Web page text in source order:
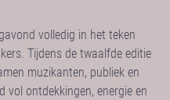
volledig in het teken
Tijdens de twaalfde editie
muzikanten, publiek en
vol ontdekkingen, energie en